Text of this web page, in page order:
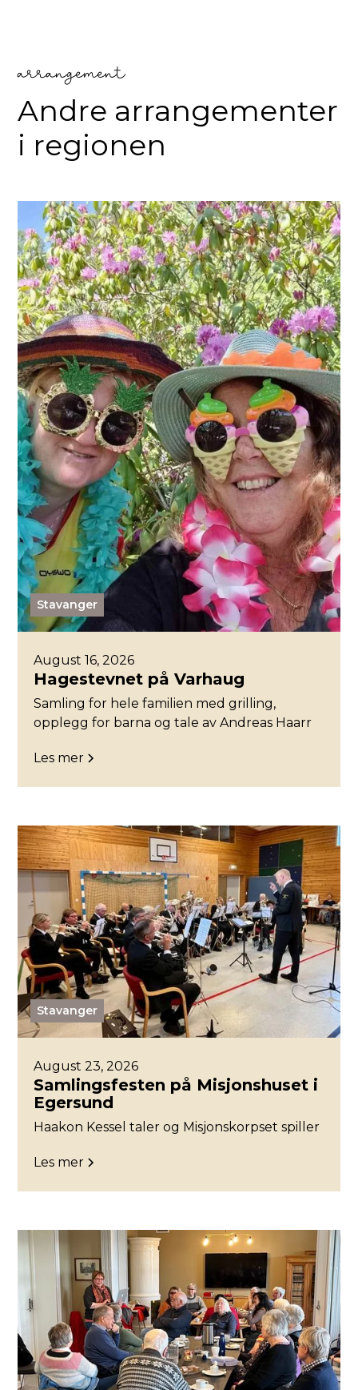
arrangement
Andre arrangementer
i regionen
Stavanger
August 16, 2026
Hagestevnet på Varhaug
Samling for hele familien med grilling,
opplegg for barna og tale av Andreas Haarr
Les mer
Stavanger
August 23, 2026
Samlingsfesten på Misjonshuset i
Egersund
Haakon Kessel taler og Misjonskorpset spiller
Les mer